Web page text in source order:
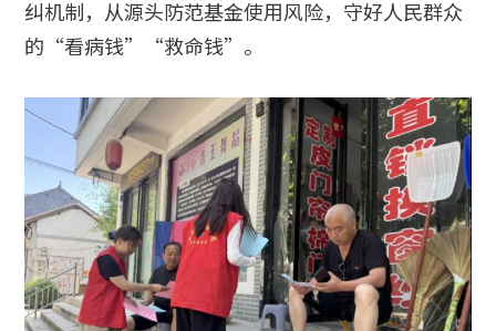
纠机制，从源头防范基金使用风险，守好人民群众
的“看病钱”“救命钱”。